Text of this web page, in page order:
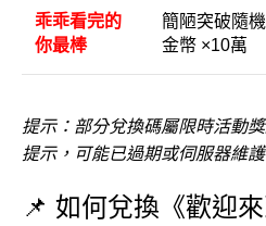
乖乖看完的
你最棒
簡陋突破隨
金幣 ×10萬
提示：部分兌換碼屬限時活動
提示，可能已過期或伺服器維護
📌 如何兌換《歡迎